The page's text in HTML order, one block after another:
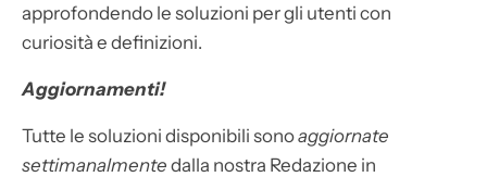
approfondendo le soluzioni per gli utenti con
curiosità e definizioni.
Aggiornamenti!
Tutte le soluzioni disponibili sonoaggiornate
settimanalmente dalla nostra Redazione in